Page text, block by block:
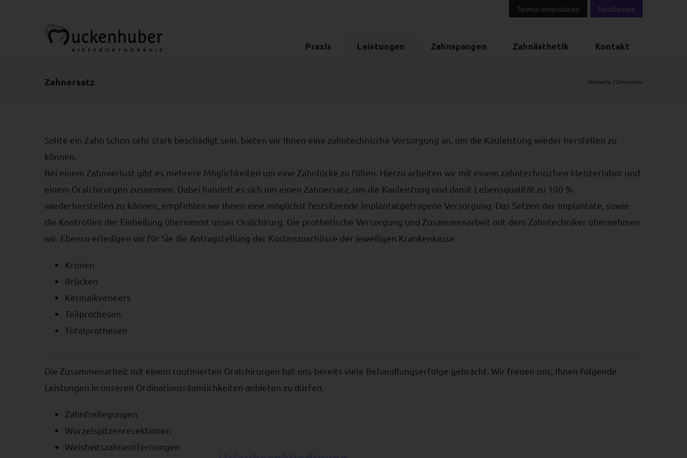
Termin vereinbaren Notdienste
Praxis Leistungen Zahnspangen Zahnästhetik Kontakt
Zahnersatz Startseite Zahnersatz
Sollte ein Zahn schon sehr stark beschädigt sein, bieten wir Ihnen eine zahntechnische Versorgung an, um die Kauleistung wieder herstellen zu
können.
Bei einem Zahnverlust gibt es mehrere Möglichkeiten um eine Zahnlücke zu füllen. Hierzu arbeiten wir mit einem zahntechnischen Meisterlabor und
einem Oralchirurgen zusammen. Dabei handelt es sich um einen Zahnersatz, um die Kauleistung und damit Lebensqualität zu 100 %
wiederherstellen zu können, empfehlen wir Ihnen eine möglichst festsitzende implantatgetragene Versorgung. Das Setzen der Implantate, sowie
die Kontrollen der Einheilung übernimmt unser Oralchirurg. Die prothetische Versorgung und Zusammenarbeit mit dem Zahntechniker übernehmen
wir. Ebenso erledigen wir für Sie die Antragstellung der Kostenzuschüsse der jeweiligen Krankenkasse.
Kronen
Brücken
Kermaikveneers
Teilprothesen
Totalprothesen
Die Zusammenarbeit mit einem routinierten Oralchirurgen hat uns bereits viele Behandlungserfolge gebracht. Wir freuen uns, Ihnen folgende
Leistungen in unseren Ordinationsräumlichkeiten anbieten zu dürfen.
Zahnfreilegungen
Wurzelspitzenresektionen
Weisheitszahnentfernungen